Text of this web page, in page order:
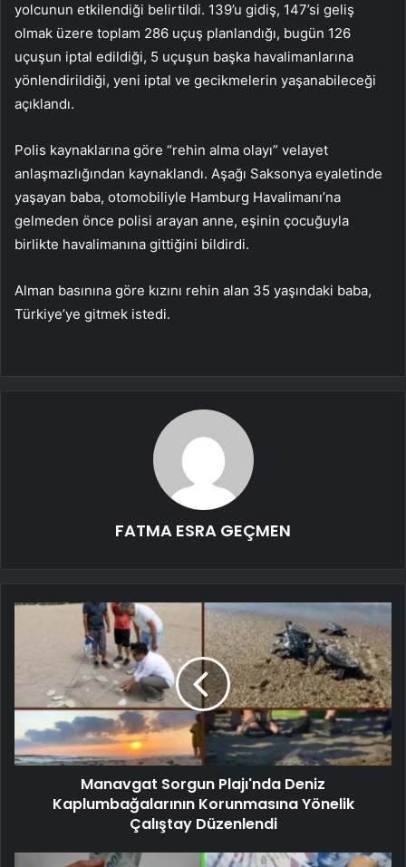
yolcunun etkilendiği belirtildi. 139’u gidiş, 147’si geliş
olmak üzere toplam 286 uçuş planlandığı, bugün 126
uçuşun iptal edildiği, 5 uçuşun başka havalimanlarına
yönlendirildiği, yeni iptal ve gecikmelerin yaşanabileceği
açıklandı.
Polis kaynaklarına göre “rehin alma olayı” velayet
anlaşmazlığından kaynaklandı. Aşağı Saksonya eyaletinde
yaşayan baba, otomobiliyle Hamburg Havalimanı’na
gelmeden önce polisi arayan anne, eşinin çocuğuyla
birlikte havalimanına gittiğini bildirdi.
Alman basınına göre kızını rehin alan 35 yaşındaki baba,
Türkiye’ye gitmek istedi.
FATMA ESRA GEÇMEN
Manavgat Sorgun Plajı'nda Deniz
Kaplumbağalarının Korunmasına Yönelik
Çalıştay Düzenlendi